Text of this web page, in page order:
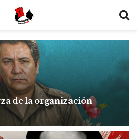
de la organización